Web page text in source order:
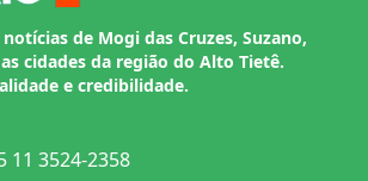
de Mogi das Cruzes, Suzano,
cidades da região do Alto Tietê.
e credibilidade.
11 3524-2358